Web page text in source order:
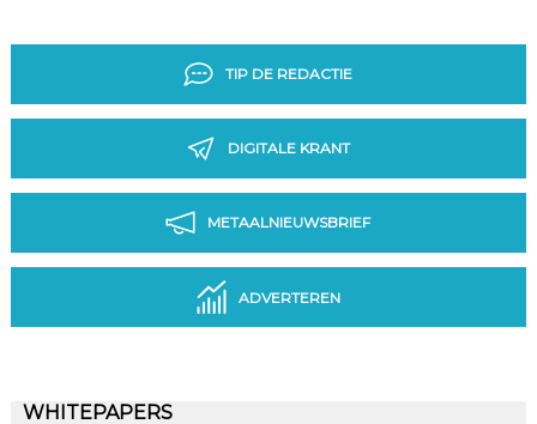
TIP DE REDACTIE
DIGITALE KRANT
METAALNIEUWSBRIEF
ADVERTEREN
WHITEPAPERS